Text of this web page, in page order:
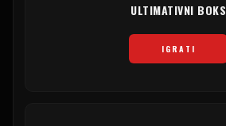
ULTIMATIVNI BOKS
IGRATI